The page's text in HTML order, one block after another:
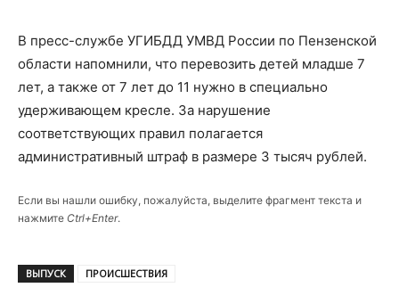
В пресс-службе УГИБДД УМВД России по Пензенской
области напомнили, что перевозить детей младше 7
лет, а также от 7 лет до 11 нужно в специально
удерживающем кресле. За нарушение
соответствующих правил полагается
административный штраф в размере 3 тысяч рублей.
Если вы нашли ошибку, пожалуйста, выделите фрагмент текста и
нажмите Ctrl+Enter.
ВЫПУСК ПРОИСШЕСТВИЯ